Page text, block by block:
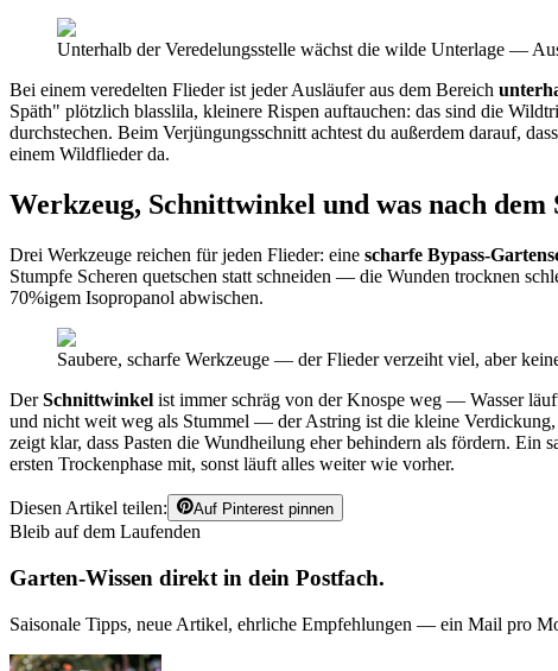
Unterhalb der Veredelungsstelle wächst die wilde Unterlage —
Bei einem veredelten Flieder ist jeder Ausläufer aus dem Bereich
Späth" plötzlich blasslila, kleinere Rispen auftauchen: das sind die
durchstechen. Beim Verjüngungsschnitt achtest du außerdem darauf,
einem Wildflieder da.
Werkzeug, Schnittwinkel und was nach
Drei Werkzeuge reichen für jeden Flieder: eine scharfe Bypass-
Stumpfe Scheren quetschen statt schneiden — die Wunden trocknen
70%igem Isopropanol abwischen.
Saubere, scharfe Werkzeuge — der Flieder verzeiht viel, aber
DerSchnittwinkel ist immer schräg von der Knospe weg — Wasser
und nicht weit weg als Stummel — der Astring ist die kleine
zeigt klar, dass Pasten die Wundheilung eher behindern als fördern. Ein
ersten Trockenphase mit, sonst läuft alles weiter wie vorher.
Diesen Artikel teilen: Auf Pinterest pinnen
Bleib auf dem Laufenden
Garten-Wissen direkt in dein Postfach.
Saisonale Tipps, neue Artikel, ehrliche Empfehlungen — ein Mail pro